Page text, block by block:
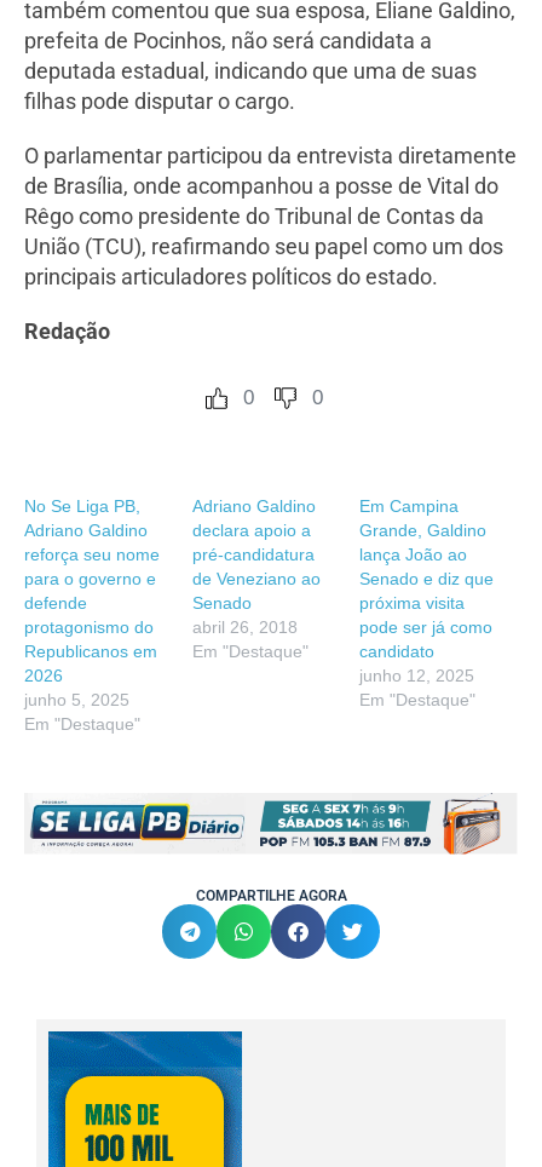
também comentou que sua esposa, Eliane Galdino,
prefeita de Pocinhos, não será candidata a
deputada estadual, indicando que uma de suas
filhas pode disputar o cargo.
O parlamentar participou da entrevista diretamente
de Brasília, onde acompanhou a posse de Vital do
Rêgo como presidente do Tribunal de Contas da
União (TCU), reafirmando seu papel como um dos
principais articuladores políticos do estado.
Redação
0 0
No Se Liga PB,
Adriano Galdino
reforça seu nome
para o governo e
defende
protagonismo do
Republicanos em
2026
junho 5, 2025
Em "Destaque"
Adriano Galdino
declara apoio a
pré-candidatura
de Veneziano ao
Senado
abril 26, 2018
Em "Destaque"
Em Campina
Grande, Galdino
lança João ao
Senado e diz que
próxima visita
pode ser já como
candidato
junho 12, 2025
Em "Destaque"
COMPARTILHE AGORA